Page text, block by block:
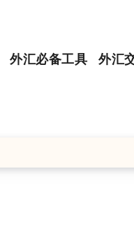
外汇必备工具 外汇